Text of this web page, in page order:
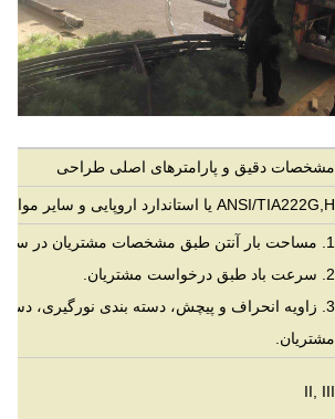
مشخصات دقیق و پارامترهای اصلی طراحی
ANSI/TIA222G,H یا استاندارد اروپایی و سایر موارد
1. مساحت بار آنتن طبق مشخصات مشتریان در سراسر جهان.
2. سرعت باد طبق درخواست مشتریان.
3. زاویه انحراف و پیچش، دسته بندی نورگیری،
مشتریان.
II, III